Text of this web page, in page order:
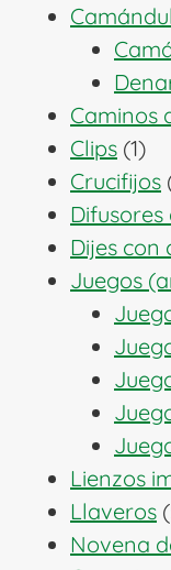
Caminos
Clips 11
Crucifijos
Dijes con
Juegos
Lienzos
Llaveros
Novena